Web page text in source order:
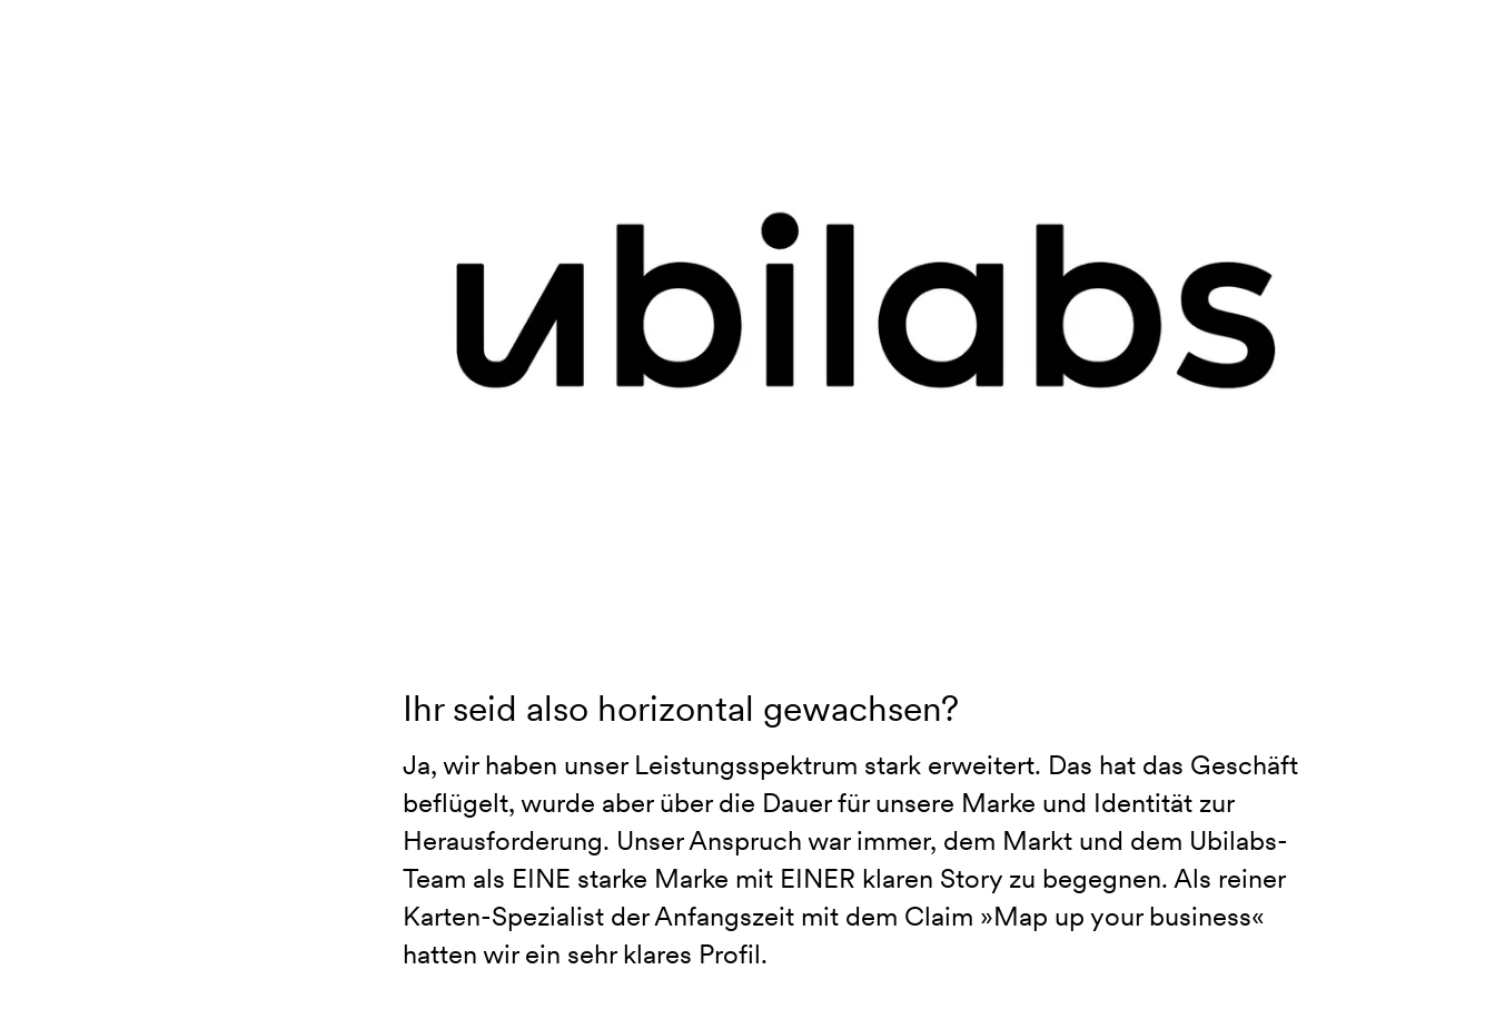
Ihr seid also horizontal gewachsen?
Ja, wir haben unser Leistungsspektrum stark erweitert. Das hat das Geschäft
beflügelt, wurde aber über die Dauer für unsere Marke und Identität zur
Herausforderung. Unser Anspruch war immer, dem Markt und dem Ubilabs-
Team als EINE starke Marke mit EINER klaren Story zu begegnen. Als reiner
Karten-Spezialist der Anfangszeit mit dem Claim »Map up your business«
hatten wir ein sehr klares Profil.